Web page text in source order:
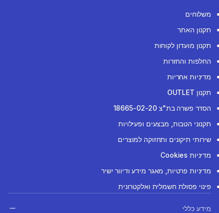
משלוחים
תקנון האתר
תקנון מועדון לקוחות
החלפות והחזרות
מדיניות אחריות
תקנון OUTLET
הסדר פשרה בת"צ 18665-02-20
תקנוני הטבות, מבצעים ופעילויות
שירותי תיקונים ותחזוקה למוצרים
מדיניות Cookies
מדיניות פרטיות, מאגר מידע ודיוור ישיר
פינוי פסולת חשמלית ואלקטרונית
מידע כללי